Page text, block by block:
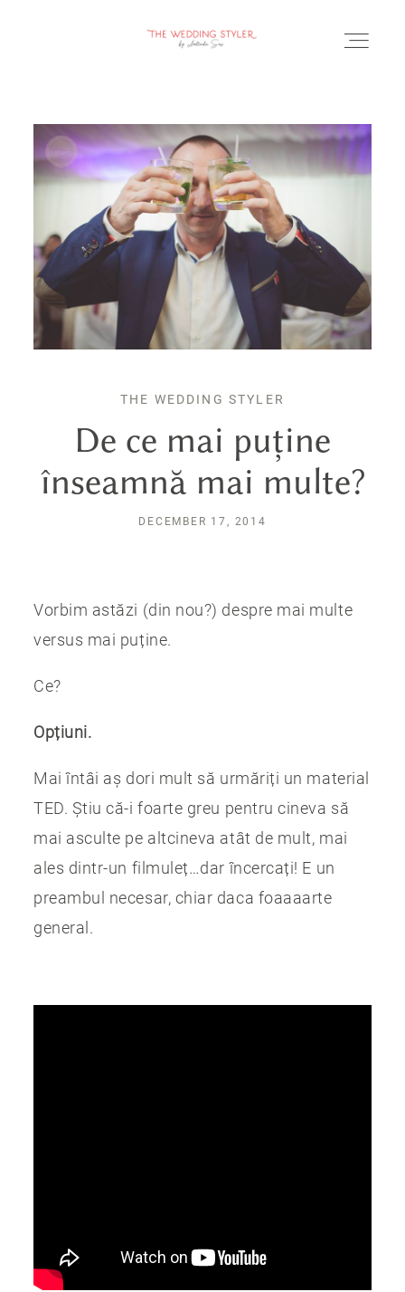
BLOG
SERVICII & FAQ
PORTOFOLIU
THE WEDDING STYLER
De ce mai puține
înseamnă mai multe?
DECEMBER 17, 2014
Vorbim astăzi (din nou?) despre mai multe
versus mai puține.
Ce?
Opțiuni.
Mai întâi aș dori mult să urmăriți un material
TED. Știu că-i foarte greu pentru cineva să
mai asculte pe altcineva atât de mult, mai
ales dintr-un filmuleț…dar încercați! E un
preambul necesar, chiar daca foaaaarte
general.